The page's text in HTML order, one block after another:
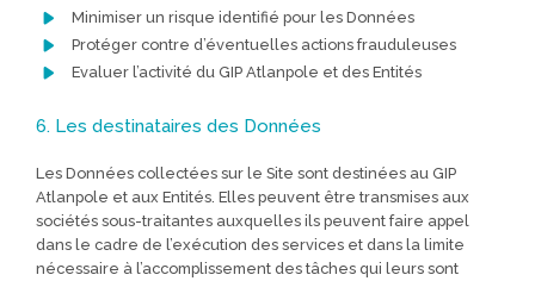
Minimiser un risque identifié pour les Données
Protéger contre d’éventuelles actions frauduleuses
Evaluer l’activité du GIP Atlanpole et des Entités
6. Les destinataires des Données
Les Données collectées sur le Site sont destinées au GIP
Atlanpole et aux Entités. Elles peuvent être transmises aux
sociétés sous-traitantes auxquelles ils peuvent faire appel
dans le cadre de l’exécution des services et dans la limite
nécessaire à l’accomplissement des tâches qui leurs sont